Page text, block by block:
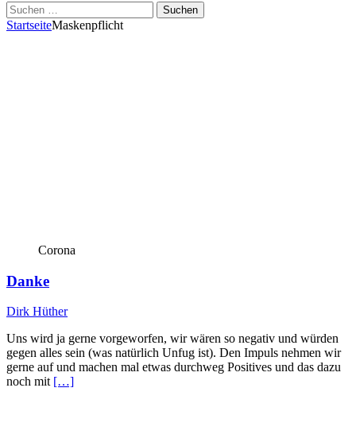
Suchen
nach:
StartseiteMaskenpflicht
Corona
Danke
Dirk Hüther
Uns wird ja gerne vorgeworfen, wir wären so negativ und würden
gegen alles sein (was natürlich Unfug ist). Den Impuls nehmen wir
gerne auf und machen mal etwas durchweg Positives und das dazu
noch mit […]